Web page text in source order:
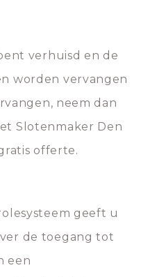
verhuisd en de
worden vervangen
neem dan
Slotenmaker Den
offerte.
geeft u
de toegang tot
een